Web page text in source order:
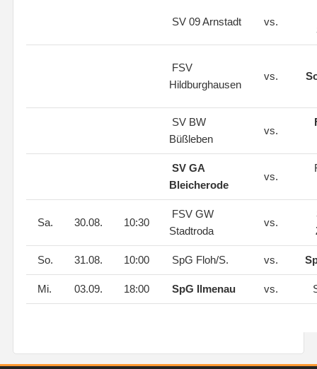
SV 09 Arnstadt vs.
FSV
Hildburghausen
vs.
SV BW
Büßleben
vs.
SV GA
Bleicherode
vs.
Sa. 30.08. 10:30
FSV GW
Stadtroda
vs.
So. 31.08. 10:00 SpG Floh/S. vs.
Mi. 03.09. 18:00 SpG Ilmenau vs.